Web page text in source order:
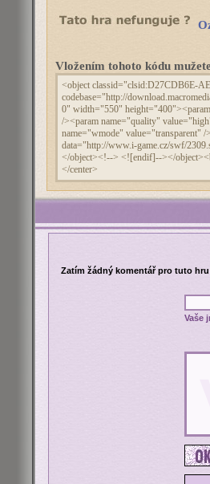
Vložením tohoto kódu
Zatím žádný komentář pro tuto
Vaše